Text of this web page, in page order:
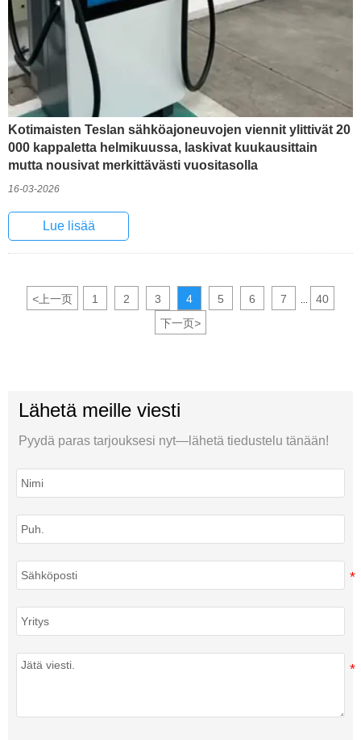
Kotimaisten Teslan sähköajoneuvojen viennit ylittivät 20
000 kappaletta helmikuussa, laskivat kuukausittain
mutta nousivat merkittävästi vuositasolla
16-03-2026
Lue lisää
< 上一页 1 2 3 4 5 6 7
40
下一页>
Lähetä meille viesti
Pyydä paras tarjouksesi nyt—lähetä tiedustelu tänään!